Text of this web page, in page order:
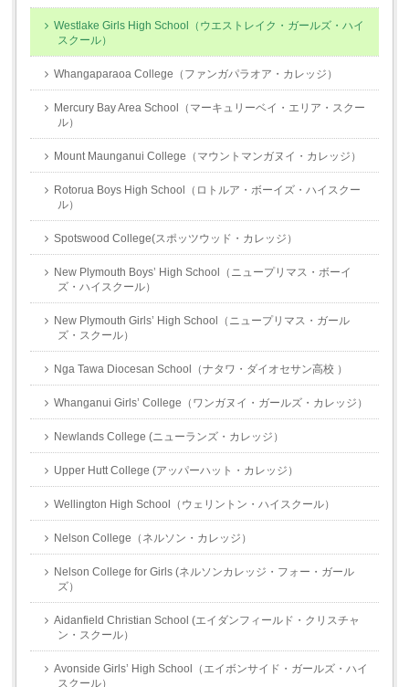
Westlake Girls High School（ウエストレイク・ガールズ・ハイ
スクール）
Whangaparaoa College（ファンガパラオア・カレッジ）
Mercury Bay Area School（マーキュリーベイ・エリア・スクー
ル）
Mount Maunganui College（マウントマンガヌイ・カレッジ）
Rotorua Boys High School（ロトルア・ボーイズ・ハイスクー
ル）
Spotswood College(スポッツウッド・カレッジ）
New Plymouth Boys’ High School（ニュープリマス・ボーイ
ズ・ハイスクール）
New Plymouth Girls’ High School（ニュープリマス・ガール
ズ・スクール）
Nga Tawa Diocesan School（ナタワ・ダイオセサン高校 ）
Whanganui Girls’ College（ワンガヌイ・ガールズ・カレッジ）
Newlands College (ニューランズ・カレッジ）
Upper Hutt College (アッパーハット・カレッジ）
Wellington High School（ウェリントン・ハイスクール）
Nelson College（ネルソン・カレッジ）
Nelson College for Girls (ネルソンカレッジ・フォー・ガール
ズ）
Aidanfield Christian School (エイダンフィールド・クリスチャ
ン・スクール）
Avonside Girls’ High School（エイボンサイド・ガールズ・ハイ
スクール）